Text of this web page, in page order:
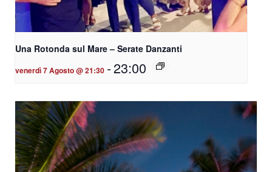
Una Rotonda sul Mare – Serate Danzanti
venerdì 7 Agosto @ 21:30 -23:00